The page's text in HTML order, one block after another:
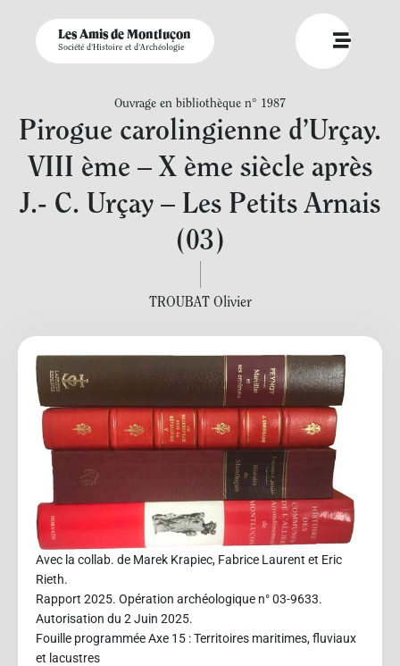
Les Amis de Montluçon
Société d'Histoire et d'Archéologie
Ouvrage en bibliothèque n° 1987
Pirogue carolingienne d’Urçay.
VIII ème – X ème siècle après
J.- C. Urçay – Les Petits Arnais
(03)
TROUBAT Olivier
Avec la collab. de Marek Krapiec, Fabrice Laurent et Eric
Rieth.
Rapport 2025. Opération archéologique n° 03-9633.
Autorisation du 2 Juin 2025.
Fouille programmée Axe 15 : Territoires maritimes, fluviaux
et lacustres